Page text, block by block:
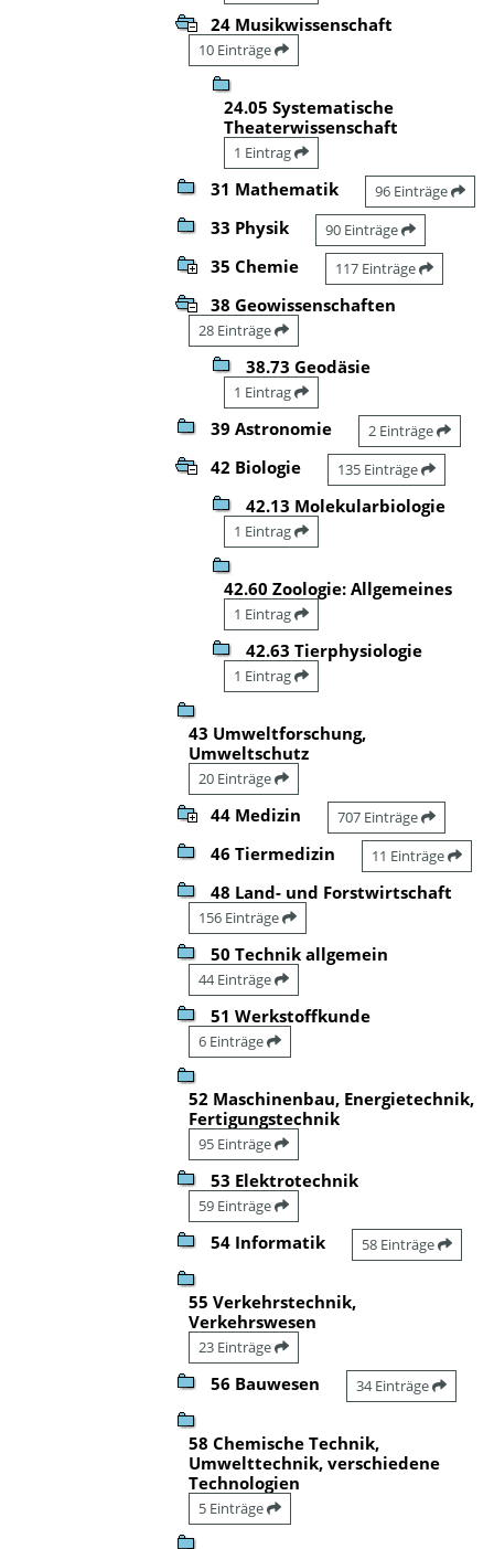
24 Musikwissenschaft
10 Einträge
24.05 Systematische
Theaterwissenschaft
1 Eintrag
31 Mathematik 96 Einträge
33 Physik 90 Einträge
35 Chemie 117 Einträge
38 Geowissenschaften
28 Einträge
38.73 Geodäsie
1 Eintrag
39 Astronomie 2 Einträge
42 Biologie 135 Einträge
42.13 Molekularbiologie
1 Eintrag
42.60 Zoologie: Allgemeines
1 Eintrag
42.63 Tierphysiologie
1 Eintrag
43 Umweltforschung,
Umweltschutz
20 Einträge
44 Medizin 707 Einträge
46 Tiermedizin 11 Einträge
48 Land- und Forstwirtschaft
156 Einträge
50 Technik allgemein
44 Einträge
51 Werkstoffkunde
6 Einträge
52 Maschinenbau, Energietechnik,
Fertigungstechnik
95 Einträge
53 Elektrotechnik
59 Einträge
54 Informatik 58 Einträge
55 Verkehrstechnik,
Verkehrswesen
23 Einträge
56 Bauwesen 34 Einträge
58 Chemische Technik,
Umwelttechnik, verschiedene
Technologien
5 Einträge